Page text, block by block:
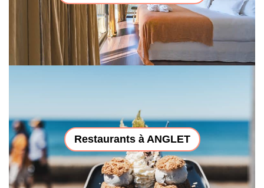
Restaurants à ANGLET